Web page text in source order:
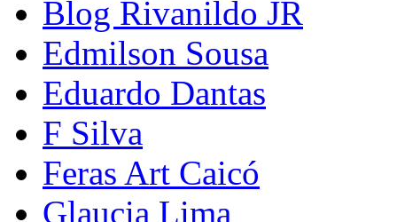
Blog Rivanildo JR
Edmilson Sousa
Eduardo Dantas
F Silva
Feras Art Caicó
Glaucia Lima